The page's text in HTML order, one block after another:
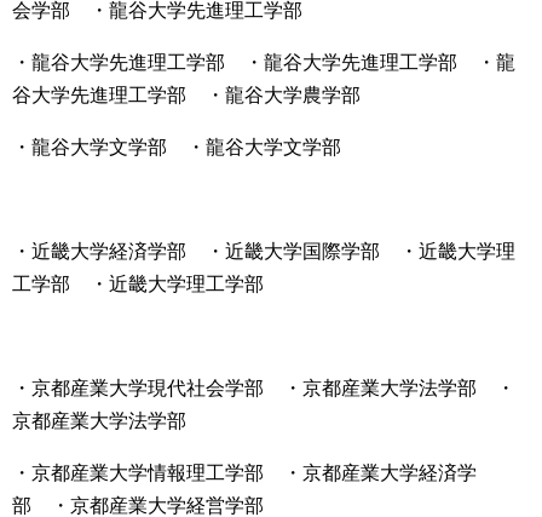
会学部 ・龍谷大学先進理工学部
・龍谷大学先進理工学部 ・龍谷大学先進理工学部 ・龍
谷大学先進理工学部 ・龍谷大学農学部
・龍谷大学文学部 ・龍谷大学文学部
・近畿大学経済学部 ・近畿大学国際学部 ・近畿大学理
工学部 ・近畿大学理工学部
・京都産業大学現代社会学部 ・京都産業大学法学部 ・
京都産業大学法学部
・京都産業大学情報理工学部 ・京都産業大学経済学
部 ・京都産業大学経営学部